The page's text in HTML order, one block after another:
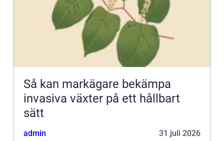
Så kan markägare bekämpa
invasiva växter på ett hållbart
sätt
admin 31 juli 2026